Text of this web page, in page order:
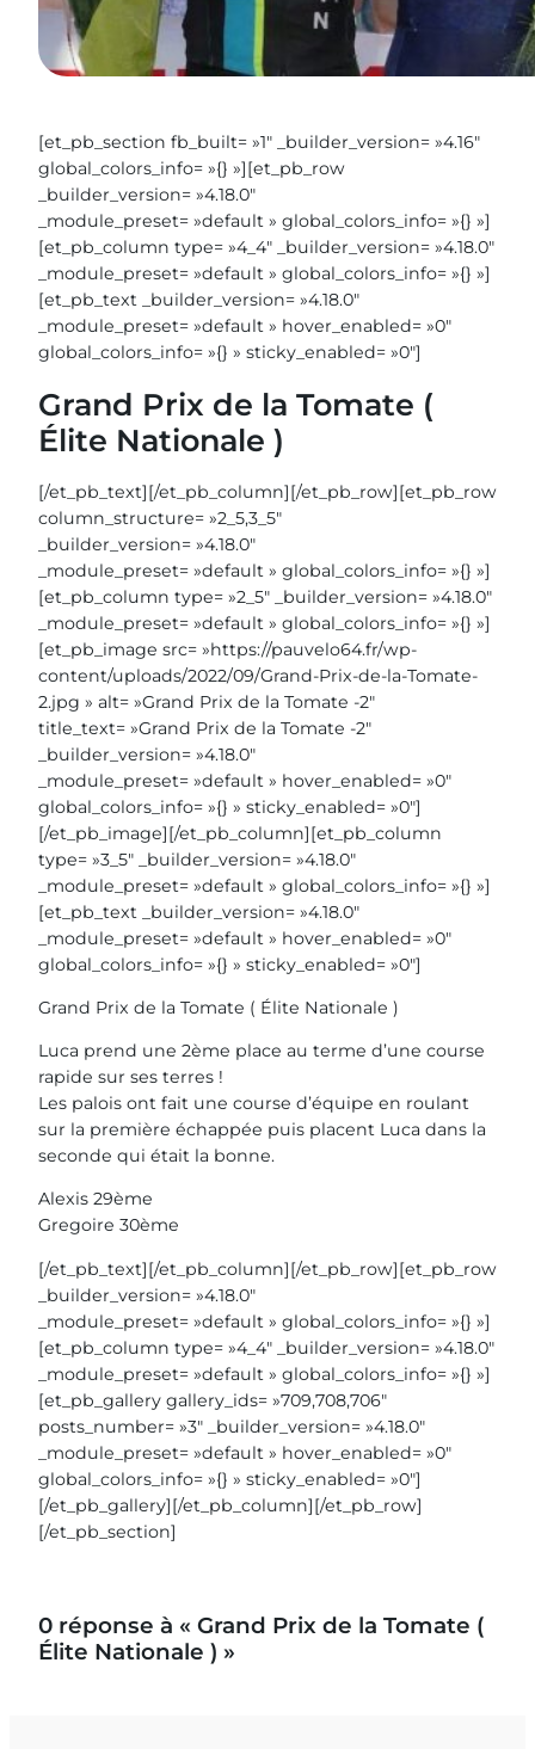
[et_pb_section fb_built= »1″ _builder_version= »4.16″
global_colors_info= »{} »][et_pb_row
_builder_version= »4.18.0″
_module_preset= »default » global_colors_info= »{} »]
[et_pb_column type= »4_4″ _builder_version= »4.18.0″
_module_preset= »default » global_colors_info= »{} »]
[et_pb_text _builder_version= »4.18.0″
_module_preset= »default » hover_enabled= »0″
global_colors_info= »{} » sticky_enabled= »0″]
Grand Prix de la Tomate (
Élite Nationale )
[/et_pb_text][/et_pb_column][/et_pb_row][et_pb_row
column_structure= »2_5,3_5″
_builder_version= »4.18.0″
_module_preset= »default » global_colors_info= »{} »]
[et_pb_column type= »2_5″ _builder_version= »4.18.0″
_module_preset= »default » global_colors_info= »{} »]
[et_pb_image src= »https://pauvelo64.fr/wp-
content/uploads/2022/09/Grand-Prix-de-la-Tomate-
2.jpg » alt= »Grand Prix de la Tomate -2″
title_text= »Grand Prix de la Tomate -2″
_builder_version= »4.18.0″
_module_preset= »default » hover_enabled= »0″
global_colors_info= »{} » sticky_enabled= »0″]
[/et_pb_image][/et_pb_column][et_pb_column
type= »3_5″ _builder_version= »4.18.0″
_module_preset= »default » global_colors_info= »{} »]
[et_pb_text _builder_version= »4.18.0″
_module_preset= »default » hover_enabled= »0″
global_colors_info= »{} » sticky_enabled= »0″]
Grand Prix de la Tomate ( Élite Nationale )
Luca prend une 2ème place au terme d’une course
rapide sur ses terres !
Les palois ont fait une course d’équipe en roulant
sur la première échappée puis placent Luca dans la
seconde qui était la bonne.
Alexis 29ème
Gregoire 30ème
[/et_pb_text][/et_pb_column][/et_pb_row][et_pb_row
_builder_version= »4.18.0″
_module_preset= »default » global_colors_info= »{} »]
[et_pb_column type= »4_4″ _builder_version= »4.18.0″
_module_preset= »default » global_colors_info= »{} »]
[et_pb_gallery gallery_ids= »709,708,706″
posts_number= »3″ _builder_version= »4.18.0″
_module_preset= »default » hover_enabled= »0″
global_colors_info= »{} » sticky_enabled= »0″]
[/et_pb_gallery][/et_pb_column][/et_pb_row]
[/et_pb_section]
0 réponse à « Grand Prix de la Tomate (
Élite Nationale ) »